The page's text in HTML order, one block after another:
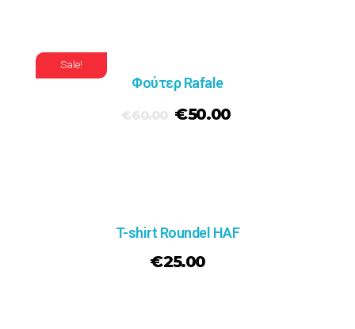
Sale!
Φούτερ Rafale
€60.00 €50.00
T-shirt Roundel HAF
€25.00